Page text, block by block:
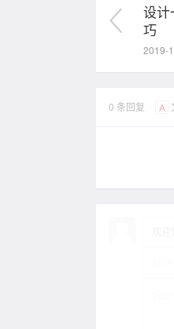
设计
巧
2019-
0 条回复 A